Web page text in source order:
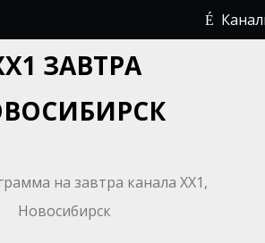
ЗАВТРА